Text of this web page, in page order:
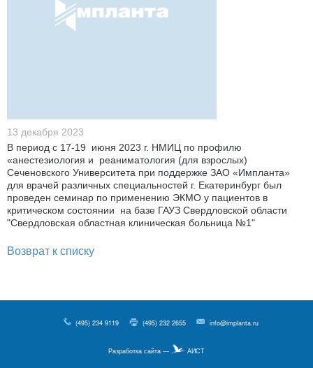
13 декабря 2023
В период с 17-19 июня 2023 г. НМИЦ по профилю
«анестезиология и реаниматология (для взрослых)
Сеченовского Университета при поддержке ЗАО «Импланта»
для врачей различных специальностей г. Екатеринбург был
проведен семинар по применению ЭКМО у пациентов в
критическом состоянии на базе ГАУЗ Свердловской области
"Свердловская областная клиническая больница №1"
Возврат к списку
(495) 234 9119 (495) 232 2655 info@implanta.ru
Разработка сайта — АИСТ